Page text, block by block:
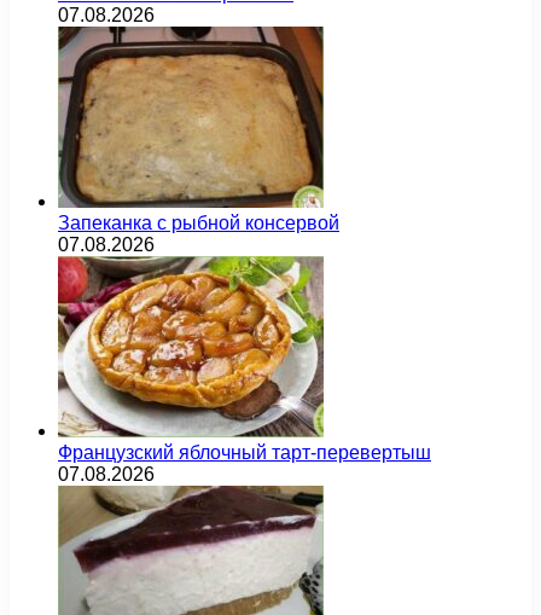
07.08.2026
Запеканка с рыбной консервой
07.08.2026
Французский яблочный тарт-перевертыш
07.08.2026